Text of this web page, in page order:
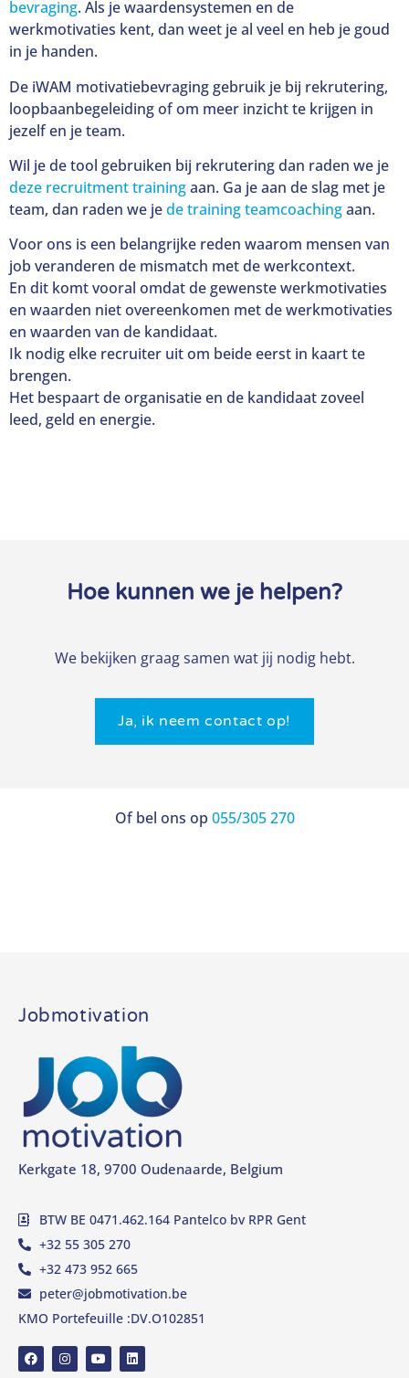
bevraging. Als je waardensystemen en de
werkmotivaties kent, dan weet je al veel en heb je goud
in je handen.
De iWAM motivatiebevraging gebruik je bij rekrutering,
loopbaanbegeleiding of om meer inzicht te krijgen in
jezelf en je team.
Wil je de tool gebruiken bij rekrutering dan raden we je
deze recruitment trainingaan. Ga je aan de slag met je
team, dan raden we jede training teamcoachingaan.
Voor ons is een belangrijke reden waarom mensen van
job veranderen de mismatch met de werkcontext.
En dit komt vooral omdat de gewenste werkmotivaties
en waarden niet overeenkomen met de werkmotivaties
en waarden van de kandidaat.
Ik nodig elke recruiter uit om beide eerst in kaart te
brengen.
Het bespaart de organisatie en de kandidaat zoveel
leed, geld en energie.
Hoe kunnen we je helpen?
We bekijken graag samen wat jij nodig hebt.
Ja, ik neem contact op!
Of bel ons op 055/305 270
Jobmotivation
Kerkgate 18, 9700 Oudenaarde, Belgium
BTW BE 0471.462.164 Pantelco bv RPR Gent
+32 55 305 270
+32 473 952 665
peter@jobmotivation.be
KMO Portefeuille :DV.O102851